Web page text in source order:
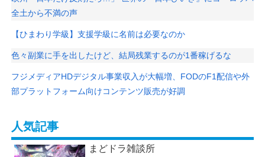
全土から不満の声
【ひまわり学級】支援学級に名前は必要なのか
色々副業に手を出したけど、結局残業するのが1番稼げるな
フジメディアHDデジタル事業収入が大幅増、FODのF1配信や外
部プラットフォーム向けコンテンツ販売が好調
人気記事
まどドラ雑談所